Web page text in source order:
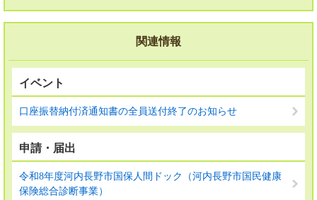
関連情報
イベント
口座振替納付済通知書の全員送付終了のお知らせ
申請・届出
令和8年度河内長野市国保人間ドック（河内長野市国民健康
保険総合診断事業）